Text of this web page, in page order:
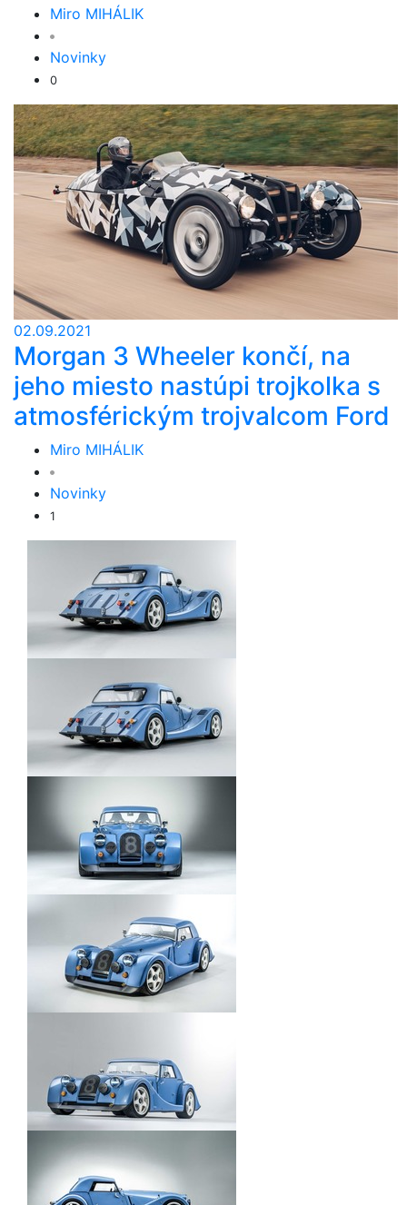
Miro MIHÁLIK
Novinky
0
02.09.2021
Morgan 3 Wheeler končí, na
jeho miesto nastúpi trojkolka s
atmosférickým trojvalcom Ford
Miro MIHÁLIK
Novinky
1